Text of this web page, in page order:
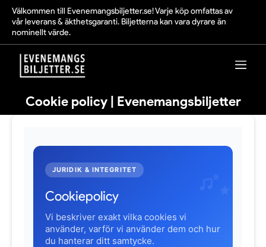
Välkommen till Evenemangsbiljetter.se! Varje köp omfattas av
vår leverans & äkthetsgaranti. Biljetterna kan vara dyrare än
nominellt värde.
Cookie policy | Evenemangsbiljetter
JURIDIK & INTEGRITET
Cookiepolicy
Vi beskriver exakt vilka cookies vi
använder, varför vi använder dem och hur
du hanterar ditt samtycke.